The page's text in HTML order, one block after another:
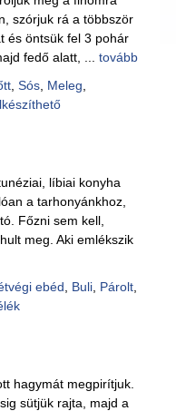
szórjuk rá a többször
és öntsük fel 3 pohár
fedő alatt, ... tovább
, Sós, Meleg
líbiai konyha
a tarhonyánkhoz,
Főzni sem kell,
meg. Aki emlékszik
ebéd Buli, Párolt,
hagymát megpirítjuk.
sütjük rajta, majd a